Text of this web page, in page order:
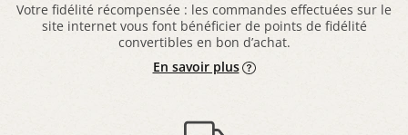
Votre fidélité récompensée : les commandes effectuées sur le
site internet vous font bénéficier de points de fidélité
convertibles en bon d’achat.
En savoir plus